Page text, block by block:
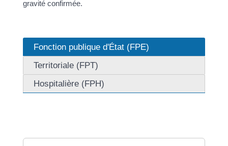
gravité confirmée.
Fonction publique d'État (FPE)
Territoriale (FPT)
Hospitalière (FPH)